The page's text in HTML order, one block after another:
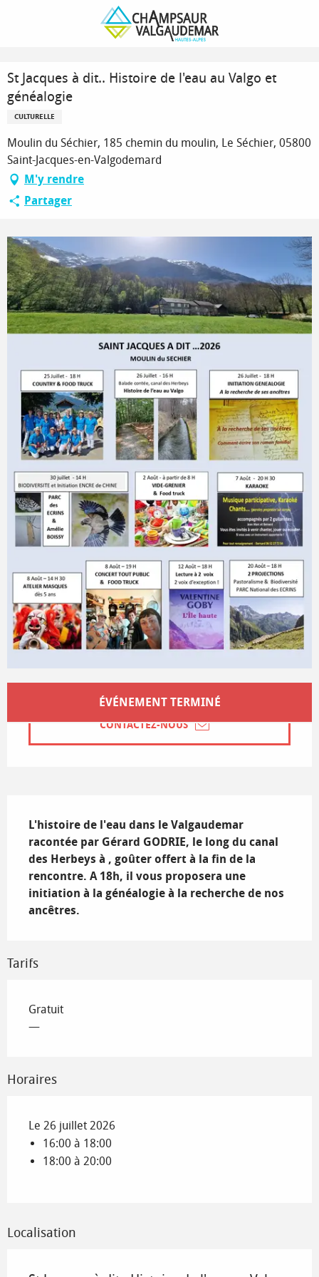
St Jacques à dit.. Histoire de l'eau au Valgo et généalogie
St Jacques à dit.. Histoire de l'eau au Valgo et
généalogie
CULTURELLE
Moulin du Séchier, 185 chemin du moulin, Le Séchier, 05800
Saint-Jacques-en-Valgodemard
M'y rendre
Partager
Ouverture et coordonnées
ÉVÉNEMENT TERMINÉ
CONTACTEZ-NOUS
L'histoire de l'eau dans le Valgaudemar
racontée par Gérard GODRIE, le long du canal
des Herbeys à , goûter offert à la fin de la
rencontre. A 18h, il vous proposera une
initiation à la généalogie à la recherche de nos
ancêtres.
Tarifs
Gratuit
—
Horaires
Le 26 juillet 2026
16:00 à 18:00
18:00 à 20:00
Localisation